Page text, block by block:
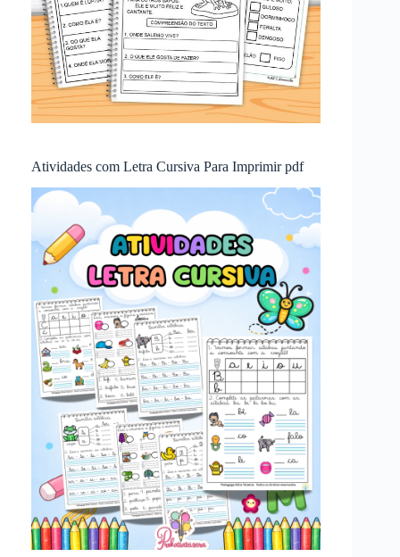
Atividades com Letra Cursiva Para Imprimir pdf